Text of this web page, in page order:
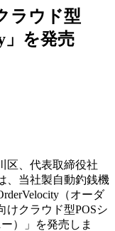
ラウド型
」を発売
区、代表取締役社
、当社製自動釣銭機
（オーダ
けクラウド型POSシ
）」を発売しま